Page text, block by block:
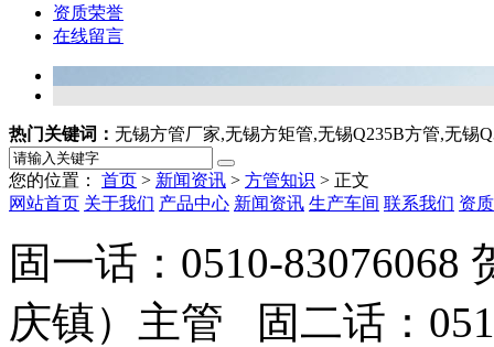
资质荣誉
在线留言
热门关键词： 无锡方管厂家,无锡方矩管,无锡Q235B方管,无锡
您的位置： 首页 > 新闻资讯 > 方管知识 > 正文
网站首页 关于我们 产品中心 新闻资讯 生产车间 联系我们 资
固一话：0510-83076068
庆镇）主管 固二话：